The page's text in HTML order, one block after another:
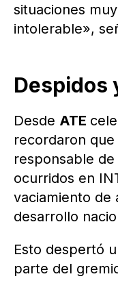
situaciones
intolerable»,
Despidos
Desde ATE
recordaron que
responsable
ocurridos en
vaciamiento de
desarrollo
Esto despertó
parte del